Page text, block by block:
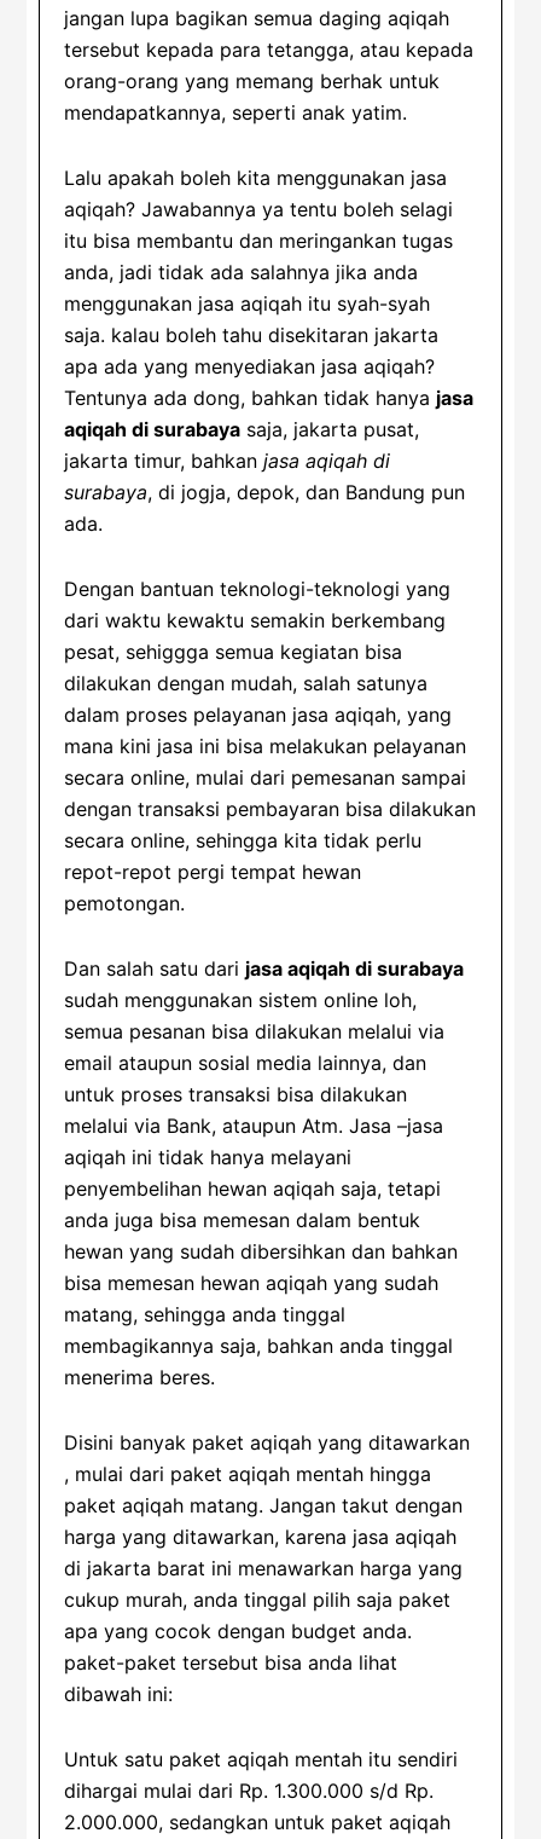
jangan lupa bagikan semua daging aqiqah
tersebut kepada para tetangga, atau kepada
orang-orang yang memang berhak untuk
mendapatkannya, seperti anak yatim.
Lalu apakah boleh kita menggunakan jasa
aqiqah? Jawabannya ya tentu boleh selagi
itu bisa membantu dan meringankan tugas
anda, jadi tidak ada salahnya jika anda
menggunakan jasa aqiqah itu syah-syah
saja. kalau boleh tahu disekitaran jakarta
apa ada yang menyediakan jasa aqiqah?
Tentunya ada dong, bahkan tidak hanya jasa
aqiqah di surabaya saja, jakarta pusat,
jakarta timur, bahkanjasa aqiqah di
surabaya, di jogja, depok, dan Bandung pun
ada.
Dengan bantuan teknologi-teknologi yang
dari waktu kewaktu semakin berkembang
pesat, sehiggga semua kegiatan bisa
dilakukan dengan mudah, salah satunya
dalam proses pelayanan jasa aqiqah, yang
mana kini jasa ini bisa melakukan pelayanan
secara online, mulai dari pemesanan sampai
dengan transaksi pembayaran bisa dilakukan
secara online, sehingga kita tidak perlu
repot-repot pergi tempat hewan
pemotongan.
Dan salah satu dari jasa aqiqah di surabaya
sudah menggunakan sistem online loh,
semua pesanan bisa dilakukan melalui via
email ataupun sosial media lainnya, dan
untuk proses transaksi bisa dilakukan
melalui via Bank, ataupun Atm. Jasa –jasa
aqiqah ini tidak hanya melayani
penyembelihan hewan aqiqah saja, tetapi
anda juga bisa memesan dalam bentuk
hewan yang sudah dibersihkan dan bahkan
bisa memesan hewan aqiqah yang sudah
matang, sehingga anda tinggal
membagikannya saja, bahkan anda tinggal
menerima beres.
Disini banyak paket aqiqah yang ditawarkan
, mulai dari paket aqiqah mentah hingga
paket aqiqah matang. Jangan takut dengan
harga yang ditawarkan, karena jasa aqiqah
di jakarta barat ini menawarkan harga yang
cukup murah, anda tinggal pilih saja paket
apa yang cocok dengan budget anda.
paket-paket tersebut bisa anda lihat
dibawah ini:
Untuk satu paket aqiqah mentah itu sendiri
dihargai mulai dari Rp. 1.300.000 s/d Rp.
2.000.000, sedangkan untuk paket aqiqah